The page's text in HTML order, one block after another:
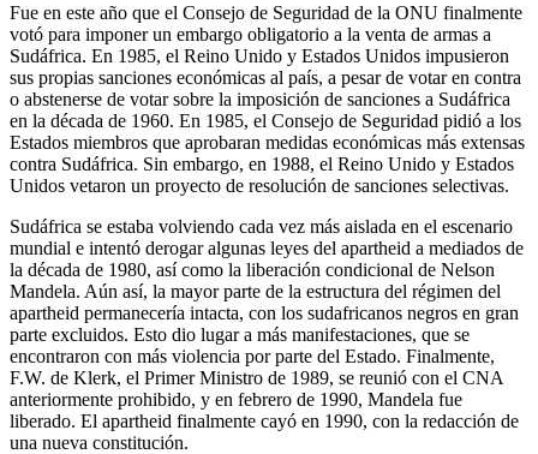
Fue en este año que el Consejo de Seguridad de la ONU finalmente
votó para imponer un embargo obligatorio a la venta de armas a
Sudáfrica. En 1985, el Reino Unido y Estados Unidos impusieron
sus propias sanciones económicas al país, a pesar de votar en contra
o abstenerse de votar sobre la imposición de sanciones a Sudáfrica
en la década de 1960. En 1985, el Consejo de Seguridad pidió a los
Estados miembros que aprobaran medidas económicas más extensas
contra Sudáfrica. Sin embargo, en 1988, el Reino Unido y Estados
Unidos vetaron un proyecto de resolución de sanciones selectivas.
Sudáfrica se estaba volviendo cada vez más aislada en el escenario
mundial e intentó derogar algunas leyes del apartheid a mediados de
la década de 1980, así como la liberación condicional de Nelson
Mandela. Aún así, la mayor parte de la estructura del régimen del
apartheid permanecería intacta, con los sudafricanos negros en gran
parte excluidos. Esto dio lugar a más manifestaciones, que se
encontraron con más violencia por parte del Estado. Finalmente,
F.W. de Klerk, el Primer Ministro de 1989, se reunió con el CNA
anteriormente prohibido, y en febrero de 1990, Mandela fue
liberado. El apartheid finalmente cayó en 1990, con la redacción de
una nueva constitución.